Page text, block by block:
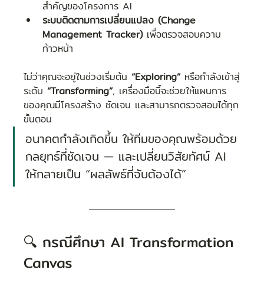
สำคัญของโครงการ AI
ระบบติดตามการเปลี่ยนแปลง (Change
Management Tracker) เพื่อตรวจสอบความ
ก้าวหน้า
ไม่ว่าคุณจะอยู่ในช่วงเริ่มต้น “Exploring” หรือกำลังเข้าสู่
ระดับ “Transforming”, เครื่องมือนี้จะช่วยให้แผนการ
ของคุณมีโครงสร้าง ชัดเจน และสามารถตรวจสอบได้ทุก
ขั้นตอน
อนาคตกำลังเกิดขึ้น ให้ทีมของคุณพร้อมด้วย
กลยุทธ์ที่ชัดเจน — และเปลี่ยนวิสัยทัศน์ AI
ให้กลายเป็น “ผลลัพธ์ที่จับต้องได้”
🔍 กรณีศึกษา AI Transformation
Canvas